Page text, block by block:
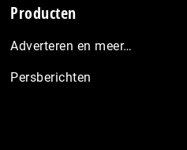
Producten
Adverteren en meer…
Persberichten